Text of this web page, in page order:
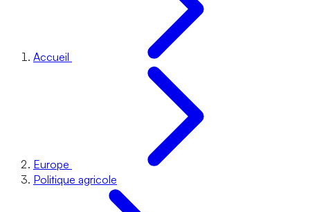
Accueil
Europe
Politique agricole